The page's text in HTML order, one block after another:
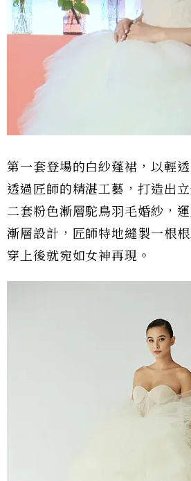
第一套登場的白紗蓬裙，以輕
透過匠師的精湛工藝，打造出
二套粉色漸層駝鳥羽毛婚紗，
漸層設計，匠師特地縫製一根
穿上後就宛如女神再現。